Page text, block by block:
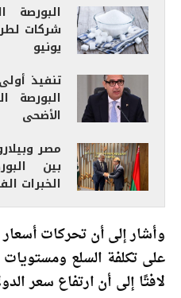
شركات
يونيو
تنفيذ
البورصة
الأضحى
مصر
بين
الخبرات
وأشار إلى أن تحركات
على تكلفة السلع ومستويات
لافتًا إلى أن ارتفاع سعر